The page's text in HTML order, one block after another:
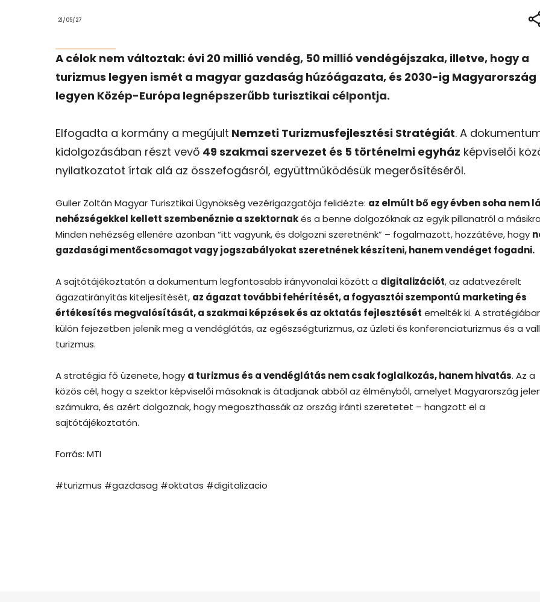
21/05/27
A célok nem változtak: évi 20 millió vendég, 50 millió vendégéjszaka, illetve, hogy a
turizmus legyen ismét a magyar gazdaság húzóágazata, és 2030-ig Magyarország
legyen Közép-Európa legnépszerűbb turisztikai célpontja.
Elfogadta a kormány a megújult Nemzeti Turizmusfejlesztési Stratégiát. A
kidolgozásában részt vevő 49 szakmai szervezet és 5 történelmi egyház képviselői
nyilatkozatot írtak alá az összefogásról, együttműködésük megerősítéséről.
Guller Zoltán Magyar Turisztikai Ügynökség vezérigazgatója felidézte: az elmúlt bő egy évben soha nem
nehézségekkel kellett szembenéznie a szektornakés a benne dolgozóknak az egyik pillanatról a
Minden nehézség ellenére azonban “itt vagyunk, és dolgozni szeretnénk” – fogalmazott, hozzátéve, hogy
gazdasági mentőcsomagot vagy jogszabályokat szeretnének készíteni, hanem vendéget fogadni.
A sajtótájékoztatón a dokumentum legfontosabb irányvonalai között a digitalizációt, az adatvezérelt
ágazatirányítás kiteljesítését, az ágazat további fehérítését, a fogyasztói szempontú marketing és
értékesítés megvalósítását, a szakmai képzések és az oktatás fejlesztését emelték ki. A
külön fejezetben jelenik meg a vendéglátás, az egészségturizmus, az üzleti és konferenciaturizmus és a
turizmus.
A stratégia fő üzenete, hogy a turizmus és a vendéglátás nem csak foglalkozás, hanem hivatás. Az a
közös cél, hogy a szektor képviselői másoknak is átadjanak abból az élményből, amelyet Magyarország
számukra, és azért dolgoznak, hogy megoszthassák az ország iránti szeretetet – hangzott el a
sajtótájékoztatón.
Forrás: MTI
#turizmus #gazdasag #oktatas #digitalizacio